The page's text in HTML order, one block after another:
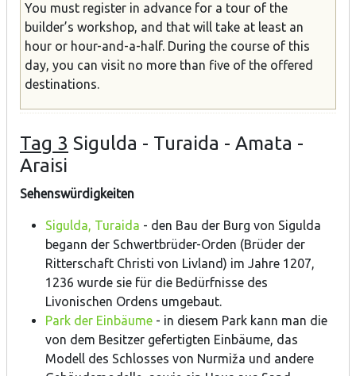
You must register in advance for a tour of the
builder’s workshop, and that will take at least an
hour or hour-and-a-half. During the course of this
day, you can visit no more than five of the offered
destinations.
Tag 3 Sigulda - Turaida - Amata -
Аraisi
Sehenswürdigkeiten
Sigulda, Turaida - den Bau der Burg von Sigulda
begann der Schwertbrüder-Orden (Brüder der
Ritterschaft Christi von Livland) im Jahre 1207,
1236 wurde sie für die Bedürfnisse des
Livonischen Ordens umgebaut.
Park der Einbäume - in diesem Park kann man die
von dem Besitzer gefertigten Einbäume, das
Modell des Schlosses von Nurmiža und andere